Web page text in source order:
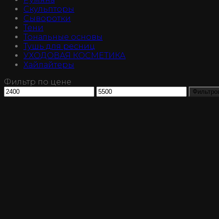
Скульпторы
Сыворотки
Тени
Тональные основы
Тушь для ресниц
УХОДОВАЯ КОСМЕТИКА
Хайлайтеры
Фильтр по цене
Минимальная
цена
Максимальная
цена